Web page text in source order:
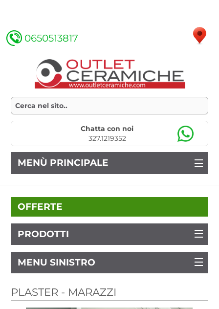
0650513817
Chatta con noi
327.1219352
MENÙ PRINCIPALE
OFFERTE
PRODOTTI
MENU SINISTRO
PLASTER - MARAZZI